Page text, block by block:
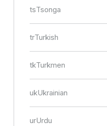
tsTsonga
trTurkish
tkTurkmen
ukUkrainian
urUrdu